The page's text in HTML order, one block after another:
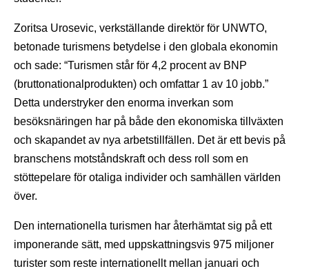
Zoritsa Urosevic, verkställande direktör för UNWTO,
betonade turismens betydelse i den globala ekonomin
och sade: “Turismen står för 4,2 procent av BNP
(bruttonationalprodukten) och omfattar 1 av 10 jobb.”
Detta understryker den enorma inverkan som
besöksnäringen har på både den ekonomiska tillväxten
och skapandet av nya arbetstillfällen. Det är ett bevis på
branschens motståndskraft och dess roll som en
stöttepelare för otaliga individer och samhällen världen
över.
Den internationella turismen har återhämtat sig på ett
imponerande sätt, med uppskattningsvis 975 miljoner
turister som reste internationellt mellan januari och